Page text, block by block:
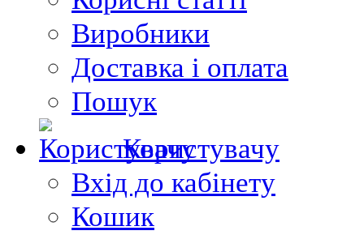
Виробники
Доставка і оплата
Пошук
Користувачу
Вхід до кабінету
Кошик